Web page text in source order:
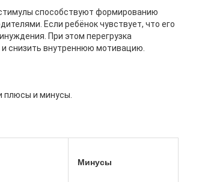
способствуют формированию
Если ребёнок чувствует, что его
При этом перегрузка
снизить внутреннюю мотивацию.
плюсы и минусы.
Минусы
Кризис трехлетия — это этап в жизни
малых, наполненный изменениями.
Родители часто сталкиваются с
изменениями в поведении детей,
определить начало кризиса трех лет,
себе в этот период. Также будем
чтобы преодолеть этот сложный, но